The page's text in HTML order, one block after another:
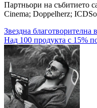
Партньори на събитието
Cinema; Doppelherz;
Навигация
Звездна благотворителна
Над 100 продукта с 15%